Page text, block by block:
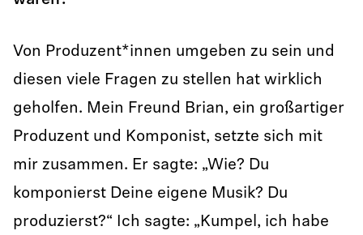
Von Produzent*innen umgeben zu sein und
diesen viele Fragen zu stellen hat wirklich
geholfen. Mein Freund Brian, ein großartiger
Produzent und Komponist, setzte sich mit
mir zusammen. Er sagte: „Wie? Du
komponierst Deine eigene Musik? Du
produzierst?“ Ich sagte: „Kumpel, ich habe